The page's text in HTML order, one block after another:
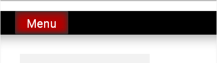
to
contentLucio Lopez GP
luciolopezgp
Menu